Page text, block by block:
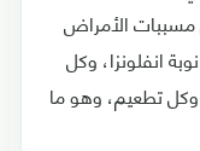
مسببات الأمراض
انفلونزا، وكل
وكل تطعيم، وهو ما